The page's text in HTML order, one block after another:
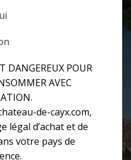
DANGEREUX POUR
AVEC
de-cayx.com,
légal d’achat et de
votre pays de